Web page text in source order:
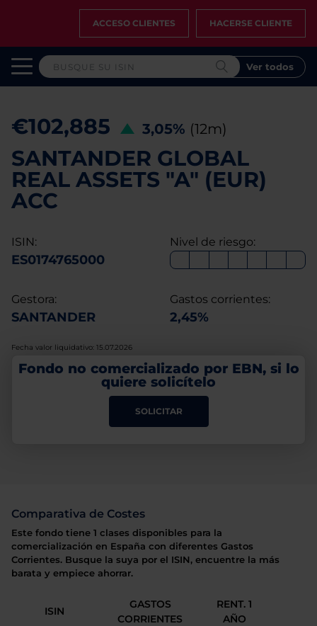
ACCESO CLIENTES HACERSE CLIENTE
Ver todos
€102,885 3,05% (12m)
SANTANDER GLOBAL
REAL ASSETS "A" (EUR)
ACC
ISIN:
ES0174765000
Nivel de riesgo:
Gestora:
SANTANDER
Gastos corrientes:
2,45%
Fecha valor liquidativo: 15.07.2026
Fondo no comercializado por EBN, si lo
quiere solicítelo
SOLICITAR
Comparativa de Costes
Este fondo tiene 1 clases disponibles para la
comercialización en España con diferentes Gastos
Corrientes. Busque la suya por el ISIN, encuentre la más
barata y empiece ahorrar.
ISIN
GASTOS
CORRIENTES
RENT. 1
AÑO